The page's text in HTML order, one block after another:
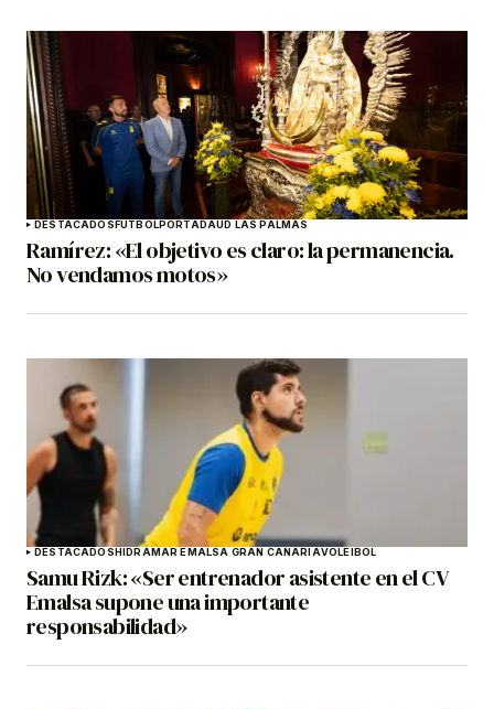
DESTACADOSFÚTBOLPORTADAUD LAS PALMAS
Ramírez: «El objetivo es claro: la permanencia.
No vendamos motos»
DESTACADOSHIDRAMAR EMALSA GRAN CANARIAVOLEIBOL
Samu Rizk: «Ser entrenador asistente en el CV
Emalsa supone una importante
responsabilidad»